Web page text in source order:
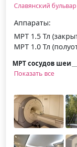
Славянский бульвар
Аппараты:
МРТ 1.5 Тл
МРТ 1.0 Тл
МРТ сосудов шеи
Показать все